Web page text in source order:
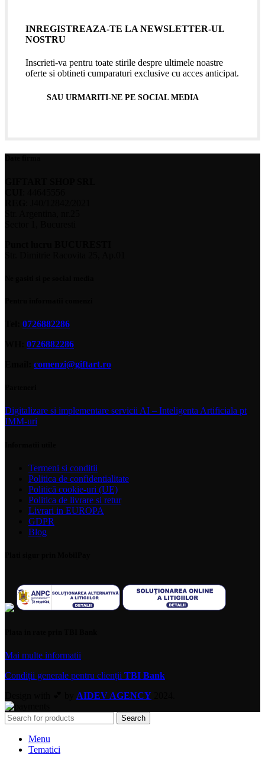
INREGISTREAZA-TE LA NEWSLETTER-UL
NOSTRU
Inscrieti-va pentru toate stirile despre ultimele noastre
oferte si obtineti cumparaturi exclusive cu acces anticipat.
SAU URMARITI-NE PE SOCIAL MEDIA
0726882286
0726882286
comenzi@giftart.ro
Digitalizare si implementare servicii AI – Inteligenta Artificiala pt
IMM-uri
Termeni si conditii
Politica de confidentialitate
Politică cookie-uri (UE)
Politica de livrare si retur
Livrari in EUROPA
GDPR
Blog
Mai multe informatii
Condiții generale pentru clienții TBI Bank
AIDEV AGENCY
Search
Menu
Tematici